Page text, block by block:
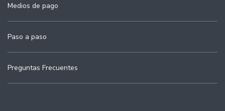
Medios de pago
Paso a paso
Preguntas Frecuentes